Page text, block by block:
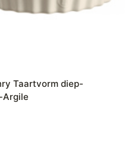
Taartvorm diep-